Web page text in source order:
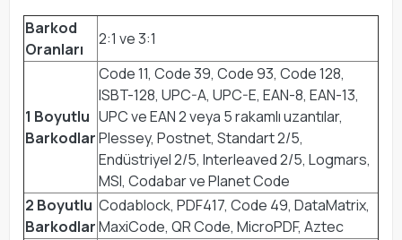
Barkod
Oranları
2:1 ve 3:1
1 Boyutlu
Barkodlar
Code 11, Code 39, Code 93, Code 128,
ISBT-128, UPC-A, UPC-E, EAN-8, EAN-13,
UPC ve EAN 2 veya 5 rakamlı uzantılar,
Plessey, Postnet, Standart 2/5,
Endüstriyel 2/5, Interleaved 2/5, Logmars,
MSI, Codabar ve Planet Code
2 Boyutlu
Barkodlar
Codablock, PDF417, Code 49, DataMatrix,
MaxiCode, QR Code, MicroPDF, Aztec